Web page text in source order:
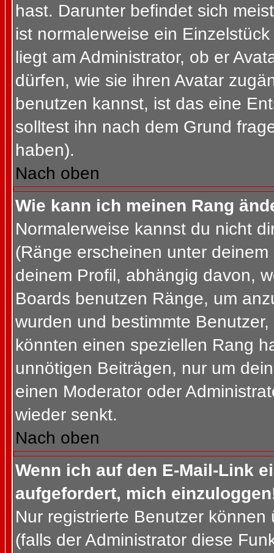
hast. Darunter befindet sich
ist normalerweise ein
liegt am Administrator, ob er
dürfen, wie sie ihren Avatar
benutzen kannst, ist das eine
solltest ihn nach dem Grund
haben).
Nach oben
Wie kann ich meinen Rang
Normalerweise kannst du nicht
(Ränge erscheinen unter
deinem Profil, abhängig davon,
Boards benutzen Ränge, um
wurden und bestimmte
könnten einen speziellen Rang
unnötigen Beiträgen, nur um
einen Moderator oder
wieder senkt.
Nach oben
Wenn ich auf den E-Mail-Link
aufgefordert, mich
Nur registrierte Benutzer
(falls der Administrator diese